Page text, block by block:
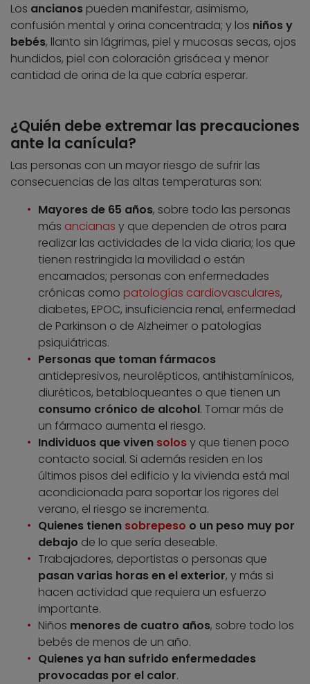
Los ancianos pueden manifestar, asimismo,
confusión mental y orina concentrada; y los niños y
bebés, llanto sin lágrimas, piel y mucosas secas, ojos
hundidos, piel con coloración grisácea y menor
cantidad de orina de la que cabría esperar.
¿Quién debe extremar las precauciones
ante la canícula?
Las personas con un mayor riesgo de sufrir las
consecuencias de las altas temperaturas son:
Mayores de 65 años, sobre todo las personas
más ancianas y que dependen de otros para
realizar las actividades de la vida diaria; los que
tienen restringida la movilidad o están
encamados; personas con enfermedades
crónicas como patologías cardiovasculares,
diabetes, EPOC, insuficiencia renal, enfermedad
de Parkinson o de Alzheimer o patologías
psiquiátricas.
Personas que toman fármacos
antidepresivos, neurolépticos, antihistamínicos,
diuréticos, betabloqueantes o que tienen un
consumo crónico de alcohol. Tomar más de
un fármaco aumenta el riesgo.
Individuos que viven solosy que tienen poco
contacto social. Si además residen en los
últimos pisos del edificio y la vivienda está mal
acondicionada para soportar los rigores del
verano, el riesgo se incrementa.
Quienes tienen sobrepeso o un peso muy por
debajo de lo que sería deseable.
Trabajadores, deportistas o personas que
pasan varias horas en el exterior, y más si
hacen actividad que requiera un esfuerzo
importante.
Niños menores de cuatro años, sobre todo los
bebés de menos de un año.
Quienes ya han sufrido enfermedades
provocadas por el calor.